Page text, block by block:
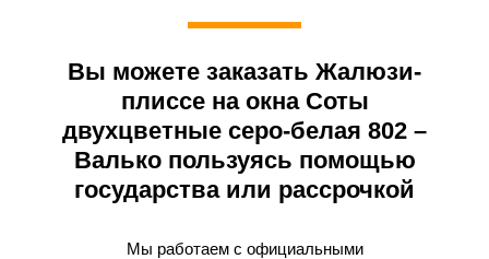
Вы можете заказать Жалюзи-
плиссе на окна Соты
двухцветные серо-белая 802 –
Валько пользуясь помощью
государства или рассрочкой
Мы работаем с официальными